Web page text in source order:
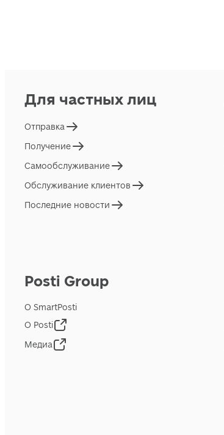
Для частных лиц
Отправка
Получение
Самообслуживание
Обслуживание клиентов
Последние новости
Posti Group
О SmartPosti
О Posti
Медиа